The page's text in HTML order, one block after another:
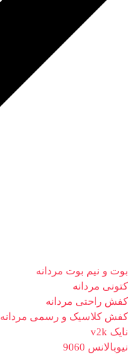
بوت و نیم بوت مردانه
کتونی مردانه
کفش راحتی مردانه
کفش کلاسیک و رسمی مردانه
نایک v2k
نیوبالانس 9060